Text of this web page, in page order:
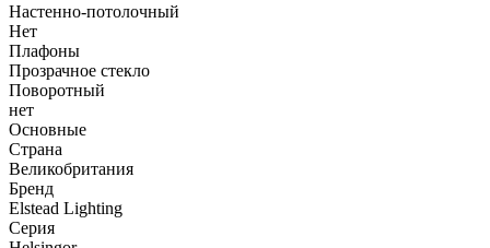
Настенно-потолочный
Нет
Плафоны
Прозрачное стекло
Поворотный
нет
Основные
Страна
Великобритания
Бренд
Elstead Lighting
Серия